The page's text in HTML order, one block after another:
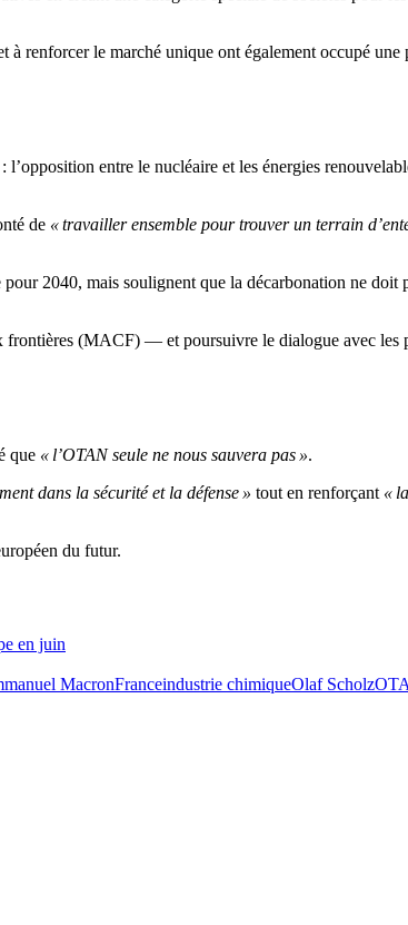
renforcer le marché unique ont également occupé une
entre le nucléaire et les énergies
de « travailler ensemble pour trouver un terrain
2040, mais soulignent que la décarbonation ne doit
frontières (MACF) — et poursuivre le dialogue avec les
que « l’OTAN seule ne nous sauvera pas ».
dans la sécurité et la défense » tout en renforçant «
du futur.
en juin
MacronFranceindustrie chimiqueOlaf Scholz